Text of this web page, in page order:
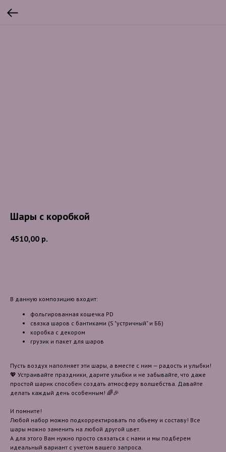
Шары с коробкой
4510,00 р.
В данную композицию входит:
фольгированная кошечка PD
связка шаров с бантиками (S "устричный" и ББ)
коробка с декором
грузик и пакет для шаров
Пусть воздух наполняет эти шары, а вместе с ним — радость и улыбки!
💖 Устраивайте праздники, дарите улыбки и не забывайте, что даже
простой шарик способен создать атмосферу волшебства. Давайте
делать каждый день особенным! 🌈🎉
И помните!
Любой набор можно подкорректировать по объему и составу! Все
шары можно заменить на любой другой цвет.
А для этого Вам нужно просто связаться с нами и мы подберем
идеальный вариант с учетом вашего запроса.